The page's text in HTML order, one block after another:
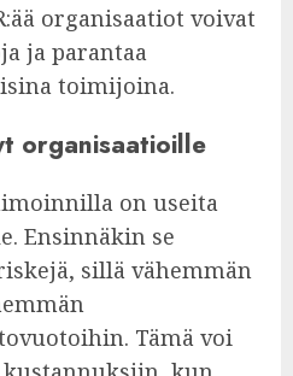
organisaatiot voivat
ja parantaa
toimijoina.
organisaatioille
on useita
Ensinnäkin se
sillä vähemmän
Tämä voi